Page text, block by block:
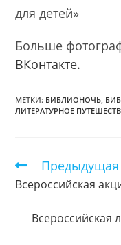
для детей»
Больше
ВКонтакте.
МЕТКИ: БИБЛИОНОЧЬ
ЛИТЕРАТУРНОЕ
Еще
статьи
Предыдущая
Всероссийская
Всероссийская